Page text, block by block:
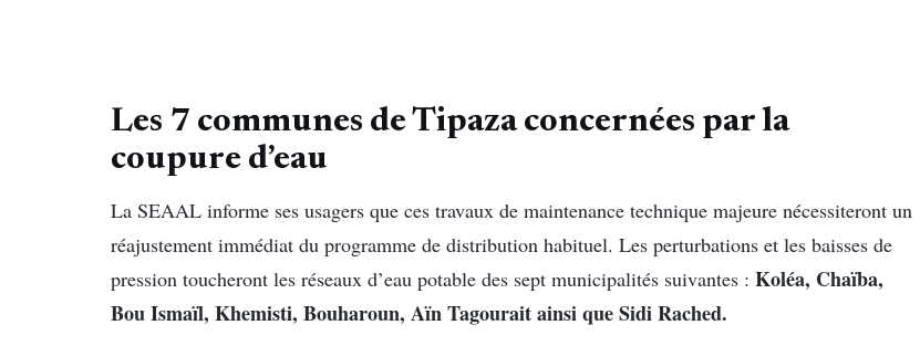
Les 7 communes de Tipaza concernées par la
coupure d’eau
La SEAAL informe ses usagers que ces travaux de maintenance technique majeure nécessiteront un
réajustement immédiat du programme de distribution habituel. Les perturbations et les baisses de
pression toucheront les réseaux d’eau potable des sept municipalités suivantes : Koléa, Chaïba,
Bou Ismaïl, Khemisti, Bouharoun, Aïn Tagourait ainsi queSidi Rached.